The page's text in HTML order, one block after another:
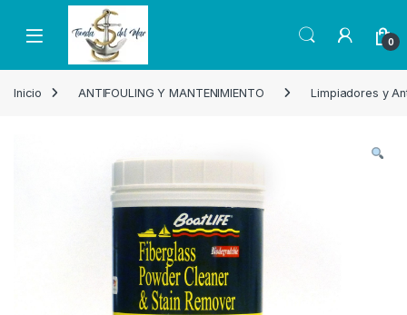
Skip to navigation
Skip to content
Open 0
Inicio ANTIFOULING Y MANTENIMIENTO Limpiadores y